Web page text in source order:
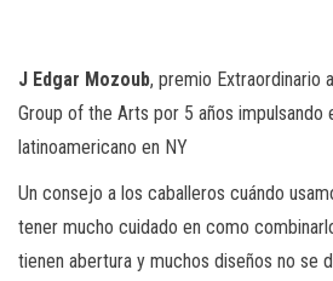
J Edgar Mozoub, premio Extraordinario
Group of the Arts por 5 años impulsando
latinoamericano en NY
Un consejo a los caballeros cuándo
tener mucho cuidado en como
tienen abertura y muchos diseños no se